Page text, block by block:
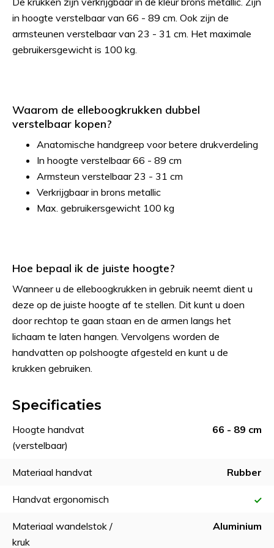
in hoogte verstelbaar van 66 - 89 cm. Ook zijn de
armsteunen verstelbaar van 23 - 31 cm. Het maximale
gebruikersgewicht is 100 kg.
Waarom de elleboogkrukken dubbel
verstelbaar kopen?
Anatomische handgreep voor betere drukverdeling
In hoogte verstelbaar 66 - 89 cm
Armsteun verstelbaar 23 - 31 cm
Verkrijgbaar in brons metallic
Max. gebruikersgewicht 100 kg
Hoe bepaal ik de juiste hoogte?
Wanneer u de elleboogkrukken in gebruik neemt dient u
deze op de juiste hoogte af te stellen. Dit kunt u doen
door rechtop te gaan staan en de armen langs het
lichaam te laten hangen. Vervolgens worden de
handvatten op polshoogte afgesteld en kunt u de
krukken gebruiken.
Specificaties
Hoogte handvat
(verstelbaar)
66 - 89 cm
Materiaal handvat Rubber
Handvat ergonomisch
Materiaal wandelstok /
kruk
Aluminium